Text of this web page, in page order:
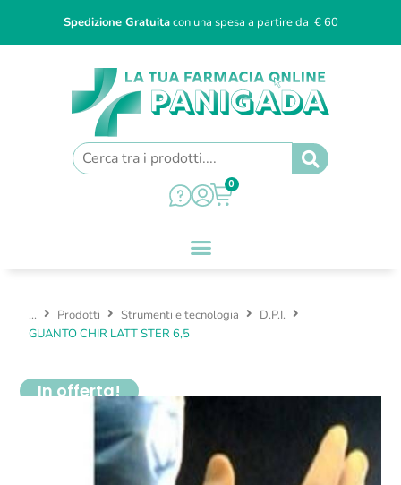
Spedizione Gratuitacon una spesa a partire da € 60
0
... Prodotti Strumenti e tecnologia
D.P.I.
GUANTO CHIR LATT STER 6,5
In offerta!